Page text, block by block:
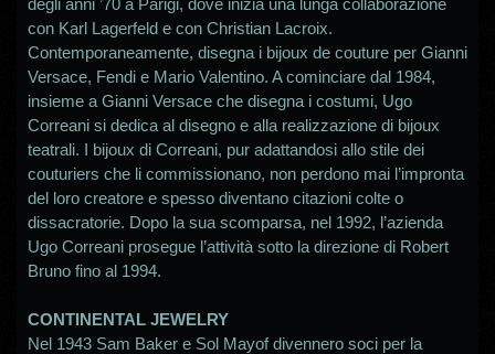
degli anni ’70 a Parigi, dove inizia una lunga collaborazione
con Karl Lagerfeld e con Christian Lacroix.
Contemporaneamente, disegna i bijoux de couture per Gianni
Versace, Fendi e Mario Valentino. A cominciare dal 1984,
insieme a Gianni Versace che disegna i costumi, Ugo
Correani si dedica al disegno e alla realizzazione di bijoux
teatrali. I bijoux di Correani, pur adattandosi allo stile dei
couturiers che li commissionano, non perdono mai l’impronta
del loro creatore e spesso diventano citazioni colte o
dissacratorie. Dopo la sua scomparsa, nel 1992, l’azienda
Ugo Correani prosegue l’attività sotto la direzione di Robert
Bruno fino al 1994.
CONTINENTAL JEWELRY
Nel 1943 Sam Baker e Sol Mayof divennero soci per la